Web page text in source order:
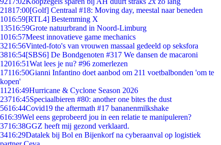
21817:00[Golf] Centraal #18: Moving day, meestal naar beneden
1016:59[RTL4] Bestemming X
13516:59Grote natuurbrand in Noord-Limburg
1016:57Meest innovatieve game mechanics
3216:56Vinted-foto's van vrouwen massaal gedeeld op seksfora
3816:54[SBS6] De Bondgenoten #317 We dansen de macaroni
12016:51Wat lees je nu? #96 zomerlezen
17116:50Gianni Infantino doet aanbod om 211 voetbalbonden 'om te
kopen'
11216:49Hurricane & Cyclone Season 2026
23716:45Speciaalbieren #80: another one bites the dust
5616:44Covid19 the aftermath #17 bananenmilkshake
616:39Wel eens geprobeerd jou in een relatie te manipuleren?
3716:38GGZ heeft mij gezond verklaard.
3416:29Datalek bij Bol en Bijenkorf na cyberaanval op logistiek